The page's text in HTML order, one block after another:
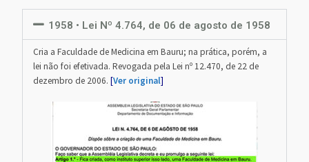
1958 • Lei Nº 4.764, de 06 de agosto de 1958
Cria a Faculdade de Medicina em Bauru; na prática, porém, a
lei não foi efetivada. Revogada pela Lei nº 12.470, de 22 de
dezembro de 2006.[Ver original]